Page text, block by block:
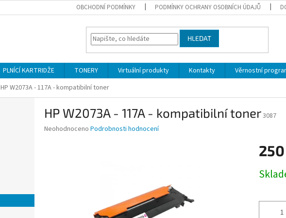
OBCHODNÍ PODMÍNKY PODMÍNKY OCHRANY OSOBNÍCH ÚDAJŮ
HLEDAT
PLNÍCÍ KARTRIDŽE TONERY Virtuální produkty Kontakty Věrnostní
HP W2073A - 117A - kompatibilní toner
HP W2073A - 117A - kompatibilní toner3087
Průměrné
Neohodnoceno Podrobnosti hodnocení
cena: